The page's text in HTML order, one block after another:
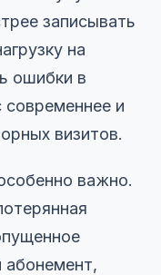
записывать
на
ошибки в
современнее и
визитов.
важно.